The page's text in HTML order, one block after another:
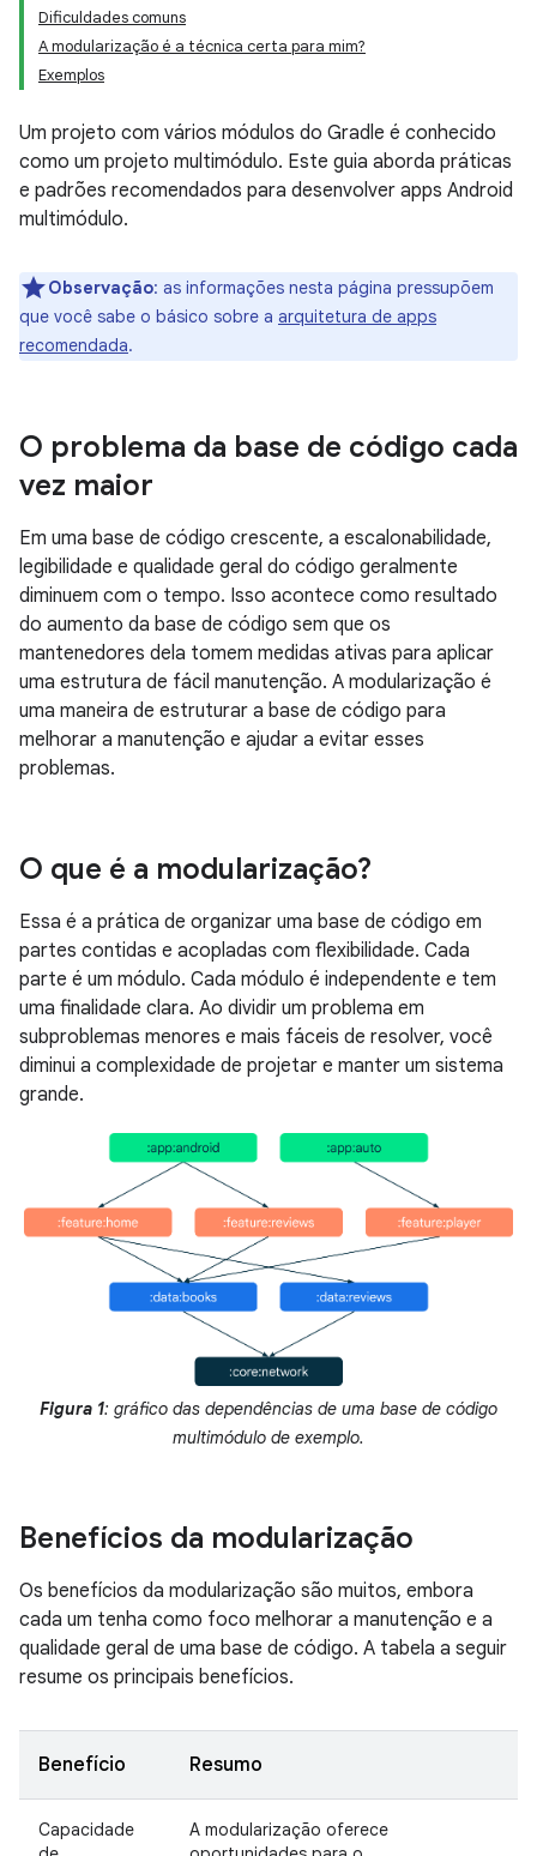
Dificuldades comuns
A modularização é a técnica certa para mim?
Exemplos
Um projeto com vários módulos do Gradle é conhecido
como um projeto multimódulo. Este guia aborda práticas
e padrões recomendados para desenvolver apps Android
multimódulo.
Observação: as informações nesta página pressupõem
que você sabe o básico sobre a arquitetura de apps
recomendada.
O problema da base de código cada
vez maior
Em uma base de código crescente, a escalonabilidade,
legibilidade e qualidade geral do código geralmente
diminuem com o tempo. Isso acontece como resultado
do aumento da base de código sem que os
mantenedores dela tomem medidas ativas para aplicar
uma estrutura de fácil manutenção. A modularização é
uma maneira de estruturar a base de código para
melhorar a manutenção e ajudar a evitar esses
problemas.
O que é a modularização?
Essa é a prática de organizar uma base de código em
partes contidas e acopladas com flexibilidade. Cada
parte é um módulo. Cada módulo é independente e tem
uma finalidade clara. Ao dividir um problema em
subproblemas menores e mais fáceis de resolver, você
diminui a complexidade de projetar e manter um sistema
grande.
Figura 1: gráfico das dependências de uma base de código
multimódulo de exemplo.
Benefícios da modularização
Os benefícios da modularização são muitos, embora
cada um tenha como foco melhorar a manutenção e a
qualidade geral de uma base de código. A tabela a seguir
resume os principais benefícios.
Benefício Resumo
Capacidade
A modularização oferece